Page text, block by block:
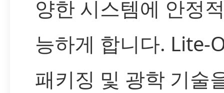
양한 시스템에 안정
능하게 합니다. Lite-
패키징 및 광학 기술